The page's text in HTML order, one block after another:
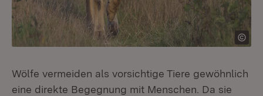
Wölfe vermeiden als vorsichtige Tiere gewöhnlich
eine direkte Begegnung mit Menschen. Da sie